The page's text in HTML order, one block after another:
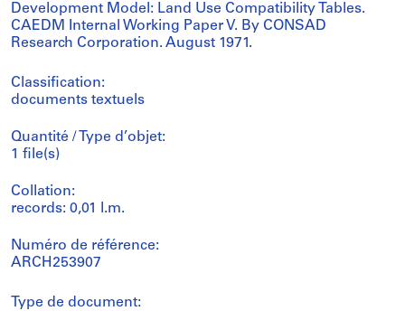
Development Model: Land Use Compatibility Tables.
CAEDM Internal Working Paper V. By CONSAD
Research Corporation. August 1971.
Classification:
documents textuels
Quantité / Type d’objet:
1 file(s)
Collation:
records: 0,01 l.m.
Numéro de référence:
ARCH253907
Type de document: